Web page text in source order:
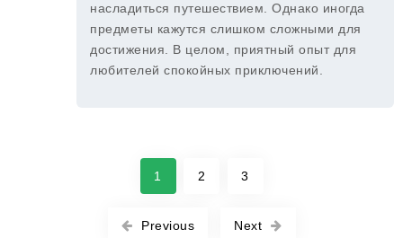
насладиться путешествием. Однако иногда
предметы кажутся слишком сложными для
достижения. В целом, приятный опыт для
любителей спокойных приключений.
Previous
1 2 3
Next